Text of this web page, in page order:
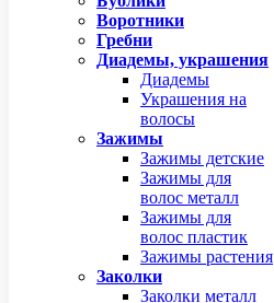
Воротники
Гребни
Диадемы, украшения
Диадемы
Украшения на
волосы
Зажимы
Зажимы детские
Зажимы для
волос металл
Зажимы для
волос пластик
Зажимы растения
Заколки
Заколки металл